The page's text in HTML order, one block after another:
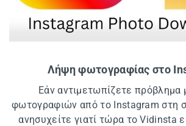
Λήψη φωτογραφίας στο
Εάν αντιμετωπίζετε πρόβλημα
φωτογραφιών από το Instagram στη
ανησυχείτε γιατί τώρα το Vidinsta